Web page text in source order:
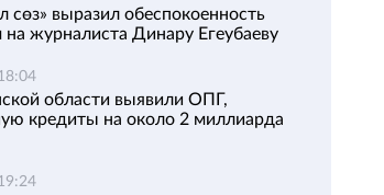
сөз» выразил обеспокоенность
на журналиста Динару Егеубаеву
области выявили ОПГ,
кредиты на около 2 миллиарда